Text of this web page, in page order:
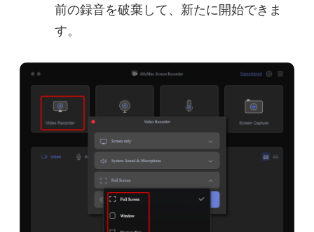
前の録音を破棄して、新たに開始できま
す。